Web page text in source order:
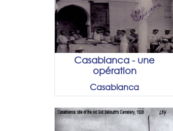
Casablanca - une
opération
Casablanca